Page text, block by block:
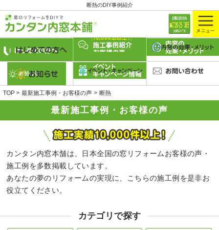
断熱のDIY事例紹介
最新施工事例・お客様の声
TOP 最新施工事例・お客様の声 断熱
カンタン内窓本舗は、日本全国の窓リフォームお客様の声・
施工例を多数掲載しています。
あなたの夢のリフォームの実現に、こちらの施工例を是非お
役立てください。
カテゴリで探す